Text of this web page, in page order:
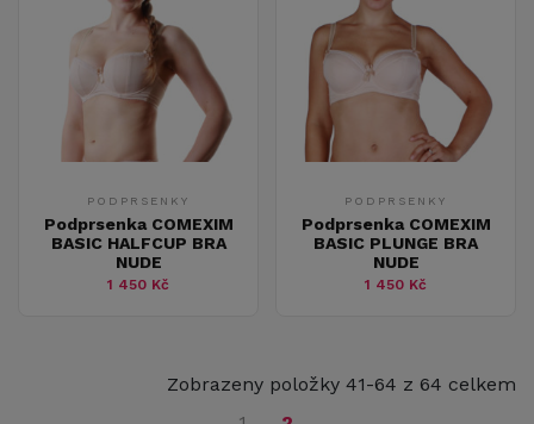
PODPRSENKY
Podprsenka COMEXIM
BASIC HALFCUP BRA
NUDE
1 450 Kč
PODPRSENKY
Podprsenka COMEXIM
BASIC PLUNGE BRA
NUDE
1 450 Kč
Zobrazeny položky 41-64 z 64 celkem